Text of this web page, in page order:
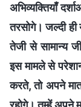
अभिव्यक्तियाँ
तरसोगे। जल्दी ही
तेजी से सामान्य
इस मामले से
करते, तो अपने